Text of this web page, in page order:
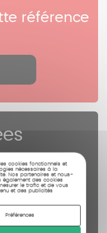
cookies fonctionnels et
nécessaires à la
Nos partenaires et nous-
également des cookies
le trafic et de vous
et des publicités
Préférences
référence